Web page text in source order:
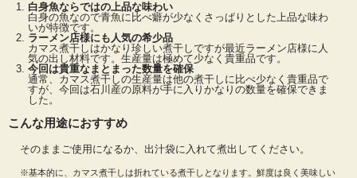
基本的に、カマス煮干しは折れている煮干しとなります。カマスの鮮度は良く美
味しいですが、折れているのが通常品とお考えください。カマスは塩焼きに使わ
れることが多い白身の魚です。通常煮干しと言われるとカタクチイワシの煮干し
ですが、カマス煮干しは白身の魚ですので雑味が少なくあっさりとした上品なだ
しで美味しい煮干しです。カマス煮干しはかなり珍しい煮干しですが最近ラーメ
ン店様に人気の出し材料です。
白身魚ならではの上品な味わい
白身の魚なので青魚に比べ癖が少なくさっぱりとした上品な味わ
いが特徴です。
ラーメン店様にも人気の希少品
カマス煮干しはかなり珍しい煮干しですが最近ラーメン店様に人
気の出し材料です。生産量は極めて少なく貴重品です。
今回は貴重なまとまった数量を確保
通常、カマス煮干しの生産量は他の煮干しに比べ少なく貴重品で
すが、今回は石川産の原料が手に入りかなりの数量を確保できま
した。
こんな用途におすすめ
そのままご使用になるか、出汁袋に入れて煮出してください。
※基本的に、カマス煮干しは折れている煮干しとなります。鮮度は良く美味しい